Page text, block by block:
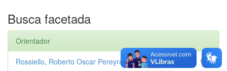
Busca facetada
Orientador
1
Rossiello, Roberto Oscar Pereyra